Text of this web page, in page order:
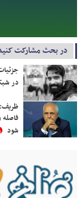
در بحث مشارکت
در
ظریف:
فاصله
شود